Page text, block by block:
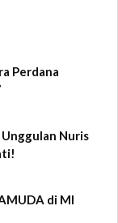
Perdana
Nuris
di MI